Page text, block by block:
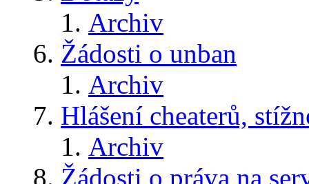
Archiv
Žádosti o unban
Archiv
Hlášení cheaterů,
Archiv
Žádosti o práva na